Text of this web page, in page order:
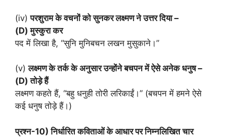
(iv)परशुराम के वचनों को सुनकर लक्ष्मण ने उत्तर दिया –
(D) मुस्कुरा कर
पद में लिखा है, “सुनि मुनिबचन लखन मुसुकाने।”
(v)लक्ष्मण के तर्क के अनुसार उन्होंने बचपन में ऐसे अनेक धनुष –
(D) तोड़े हैं
लक्ष्मण कहते हैं, “बहु धनुही तोरी लरिकाईं।” (बचपन में हमने ऐसे
कई धनुष तोड़े हैं।)
प्रश्न-10) निर्धारित कविताओं के आधार पर निम्नलिखित चार